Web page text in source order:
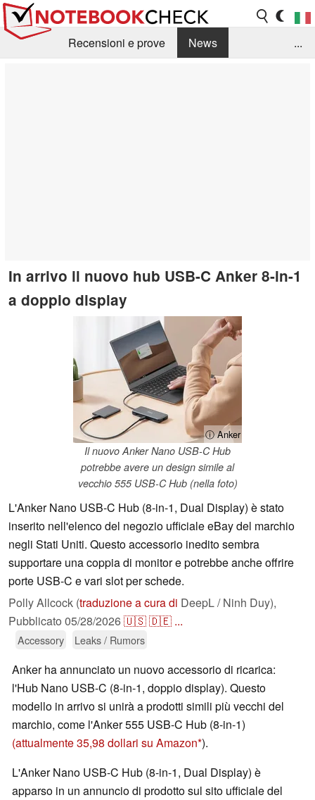
Recensioni e prove
News
...
In arrivo il nuovo hub USB-C Anker 8-in-1
a doppio display
ⓘ Anker
Il nuovo Anker Nano USB-C Hub
potrebbe avere un design simile al
vecchio 555 USB-C Hub (nella foto)
L'Anker Nano USB-C Hub (8-in-1, Dual Display) è stato
inserito nell'elenco del negozio ufficiale eBay del marchio
negli Stati Uniti. Questo accessorio inedito sembra
supportare una coppia di monitor e potrebbe anche offrire
porte USB-C e vari slot per schede.
Polly Allcock (traduzione a cura di DeepL / Ninh Duy),
Pubblicato 05/28/2026🇺🇸🇩🇪 ...
Accessory Leaks / Rumors
Anker ha annunciato un nuovo accessorio di ricarica:
l'Hub Nano USB-C (8-in-1, doppio display). Questo
modello in arrivo si unirà a prodotti simili più vecchi del
marchio, come l'Anker 555 USB-C Hub (8-in-1)
(attualmente 35,98 dollari su Amazon ).
L'Anker Nano USB-C Hub (8-in-1, Dual Display) è
apparso in un annuncio di prodotto sul sito ufficiale del